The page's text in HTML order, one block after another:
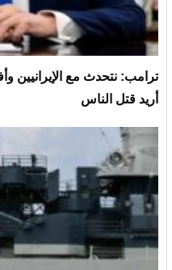
ترامب: نتحدث مع الإيرانيين
أريد قتل الناس